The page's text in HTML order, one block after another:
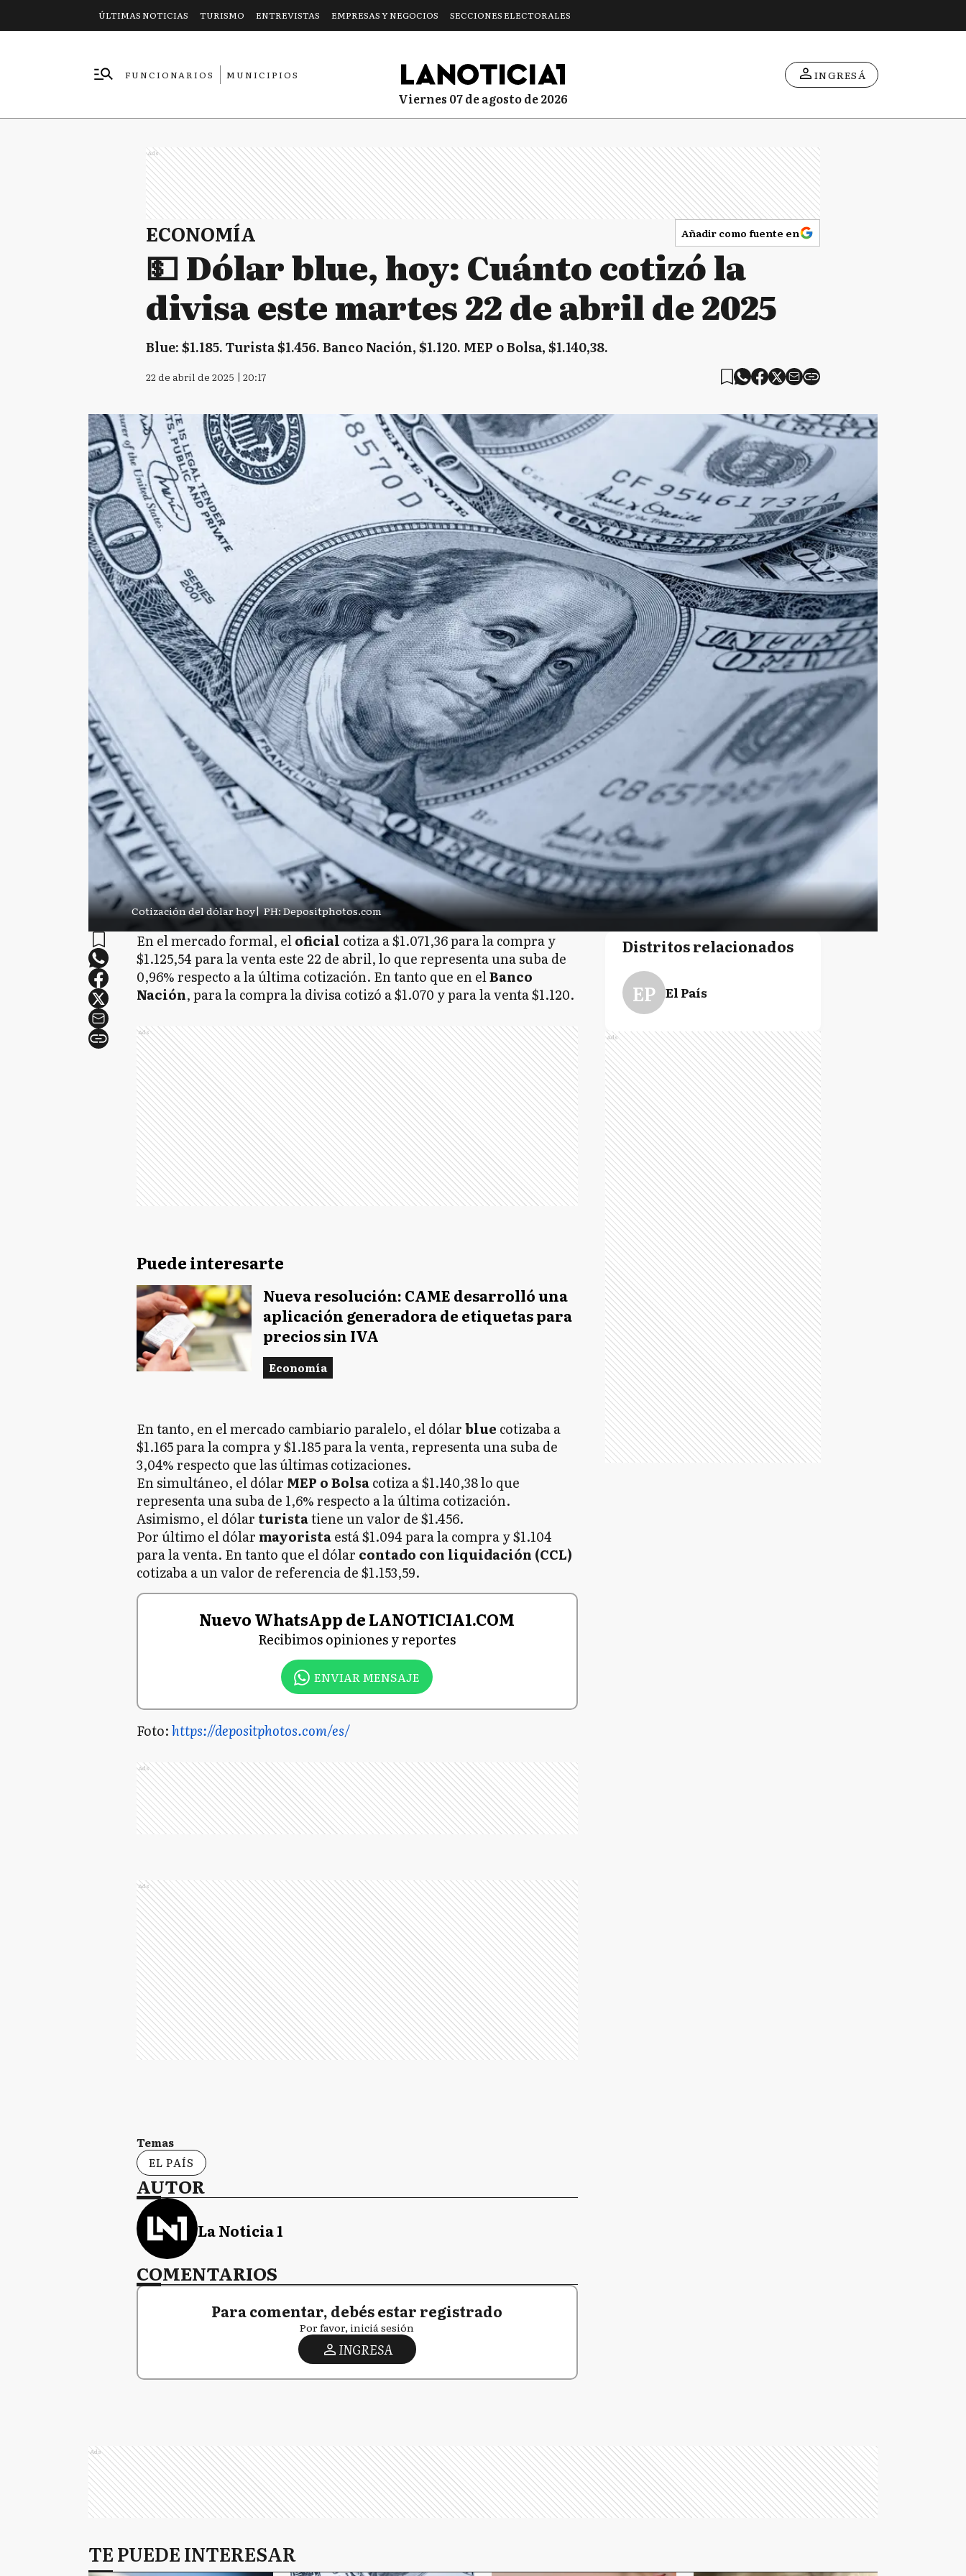
ÚLTIMAS NOTICIAS TURISMO ENTREVISTAS EMPRESAS Y NEGOCIOS SECCIONES ELECTORALES
FUNCIONARIOS
MUNICIPIOS
viernes 07 de agosto de 2026
INGRESÁ
Ads
ECONOMÍA Añadir como fuente en
💵 Dólar blue, hoy: Cuánto cotizó la
divisa este martes 22 de abril de 2025
Blue: $1.185. Turista $1.456. Banco Nación, $1.120. MEP o Bolsa, $1.140,38.
22 de abril de 2025 | 20:17
Cotización del dólar hoy| PH: Depositphotos.com
En el mercado formal, eloficial cotiza a $1.071,36 para la compra y
$1.125,54 para la venta este 22 de abril, lo que representa una suba de
0,96% respecto a la última cotización. En tanto que en elBanco
Nación, para la compra la divisa cotizó a $1.070 y para la venta $1.120.
Ads
Puede interesarte
Nueva resolución: CAME desarrolló una
aplicación generadora de etiquetas para
precios sin IVA
Economía
En tanto, en el mercado cambiario paralelo, el dólarblue cotizaba a
$1.165 para la compra y $1.185 para la venta, representa una suba de
3,04% respecto que las últimas cotizaciones.
En simultáneo, el dólar MEP o Bolsacotiza a $1.140,38 lo que
representa una suba de 1,6% respecto a la última cotización.
Asimismo, el dólar turistatiene un valor de $1.456.
Por último el dólar mayoristaestá $1.094 para la compra y $1.104
para la venta. En tanto que el dólar contado con liquidación (CCL)
cotizaba a un valor de referencia de $1.153,59.
Nuevo WhatsApp de LANOTICIA1.COM
Recibimos opiniones y reportes
ENVIAR MENSAJE
Foto:https://depositphotos.com/es/
Ads
Ads
Temas
EL PAÍS
AUTOR
La Noticia 1
COMENTARIOS
Para comentar, debés estar registrado
Por favor, iniciá sesión
INGRESA
Distritos relacionados
EP El País
Ads
Ads
TE PUEDE INTERESAR